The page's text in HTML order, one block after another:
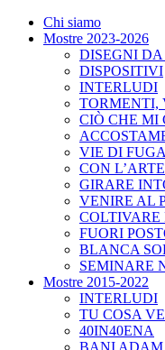
Chi siamo
Mostre 2023-2026
DISEGNI
DISPOSITIVI
INTERLUDI
TORMENTI,
CIÒ CHE MI
VIE DI FUGA
CON
GIRARE
VENIRE AL
FUORI
BLANCA
SEMINARE
Mostre 2015-2022
INTERLUDI
TU COSA
40IN40ENA
BANI ADAM